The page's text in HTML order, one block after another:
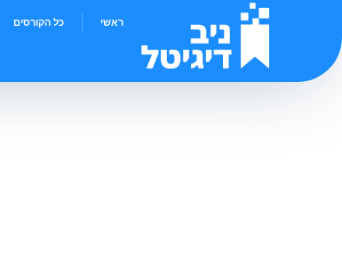
ראשי כל הקורסים